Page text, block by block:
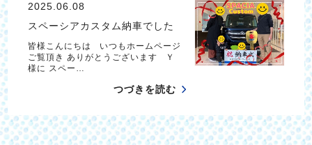
2025.06.08
スペーシアカスタム納車でした
皆様こんにちは いつもホームページ
ご覧頂き ありがとうございます Ｙ
様に スペー…
つづきを読む